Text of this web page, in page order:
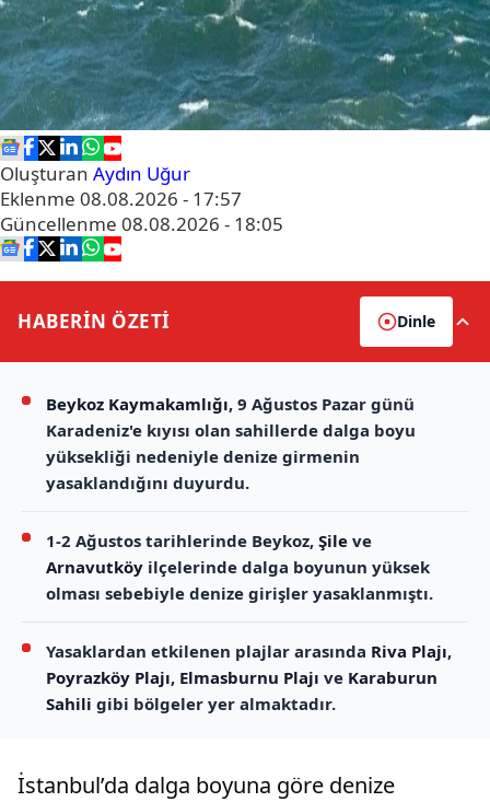
Oluşturan Aydın Uğur
Eklenme 08.08.2026 - 17:57
Güncellenme 08.08.2026 - 18:05
HABERİN ÖZETİ Dinle
Beykoz Kaymakamlığı, 9 Ağustos Pazar günü
Karadeniz'e kıyısı olan sahillerde dalga boyu
yüksekliği nedeniyle denize girmenin
yasaklandığını duyurdu.
1-2 Ağustos tarihlerinde Beykoz, Şile ve
Arnavutköy ilçelerinde dalga boyunun yüksek
olması sebebiyle denize girişler yasaklanmıştı.
Yasaklardan etkilenen plajlar arasında Riva Plajı,
Poyrazköy Plajı, Elmasburnu Plajı ve Karaburun
Sahili gibi bölgeler yer almaktadır.
İstanbul’da dalga boyuna göre denize